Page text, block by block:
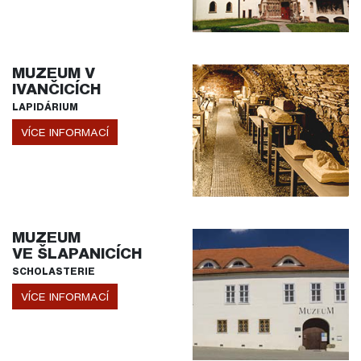
MUZEUM V
IVANČICÍCH
LAPIDÁRIUM
VÍCE INFORMACÍ
MUZEUM
VE ŠLAPANICÍCH
SCHOLASTERIE
VÍCE INFORMACÍ